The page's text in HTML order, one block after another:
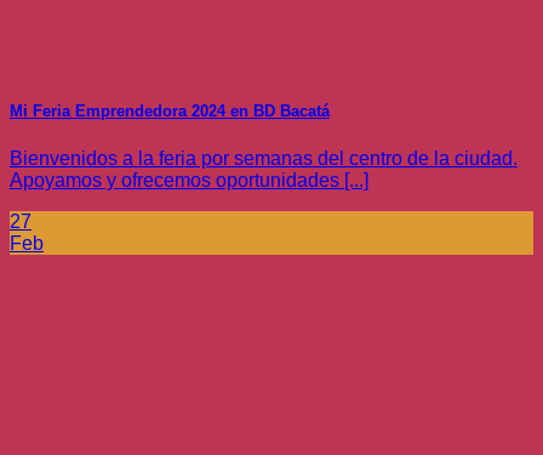
Mi Feria Emprendedora 2024 en BD Bacatá
Bienvenidos a la feria por semanas del centro de la ciudad.
Apoyamos y ofrecemos oportunidades [...]
27
Feb